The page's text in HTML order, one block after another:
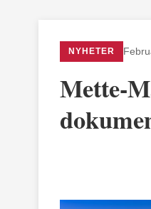
NYHETER
Mette-